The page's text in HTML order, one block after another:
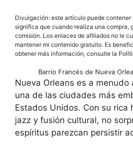
Divulgación: este artículo puede
significa que cuando realiza una compra,
comisión. Los enlaces de afiliados no le
mantener mi contenido gratuito. Es
obtener más información, consulte la
Barrio Francés de Nueva
Nueva Orleans es a menudo
una de las ciudades más
Estados Unidos. Con su rica
jazz y fusión cultural, no
espíritus parezcan persistir